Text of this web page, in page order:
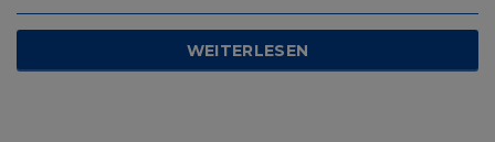
WEITERLESEN